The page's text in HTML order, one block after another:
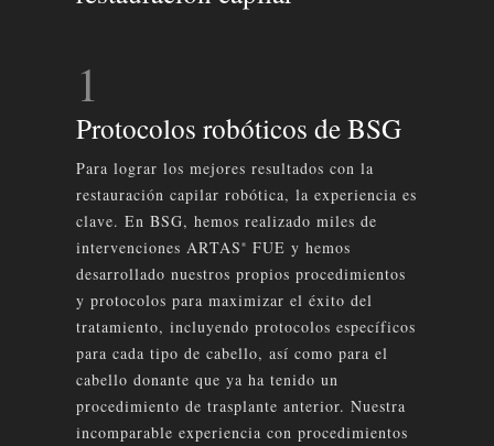
1
Protocolos robóticos de BSG
Para lograr los mejores resultados con la
restauración capilar robótica, la experiencia es
clave. En BSG, hemos realizado miles de
intervenciones ARTAS ®
FUE y hemos
desarrollado nuestros propios procedimientos
y protocolos para maximizar el éxito del
tratamiento, incluyendo protocolos específicos
para cada tipo de cabello, así como para el
cabello donante que ya ha tenido un
procedimiento de trasplante anterior. Nuestra
incomparable experiencia con procedimientos